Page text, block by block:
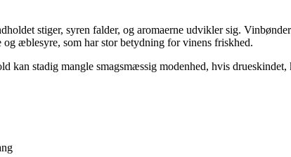
stiger, syren falder, og aromaerne udvikler sig.
æblesyre, som har stor betydning for vinens friskhed.
stadig mangle smagsmæssig modenhed, hvis